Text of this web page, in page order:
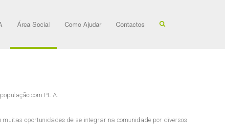
Área Social Como Ajudar Contactos
com P.E.A.
muitas oportunidades de se integrar na comunidade por diversos